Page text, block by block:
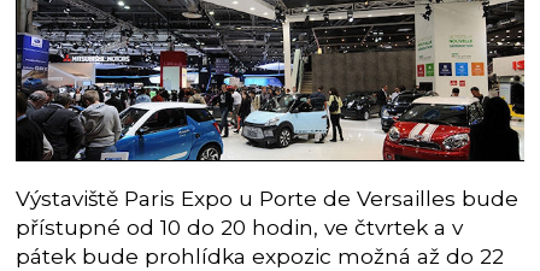
Výstaviště Paris Expo u Porte de Versailles bude
přístupné od 10 do 20 hodin, ve čtvrtek a v
pátek bude prohlídka expozic možná až do 22